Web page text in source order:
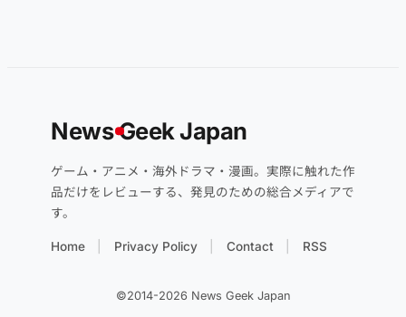
NewsGeek Japan
ゲーム・アニメ・海外ドラマ・漫画。実際に触れた作
品だけをレビューする、発見のための総合メディアで
す。
Home Privacy Policy Contact RSS
©2014-2026 News Geek Japan